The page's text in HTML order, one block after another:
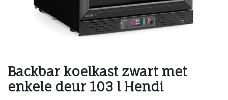
Backbar koelkast zwart met
enkele deur 103 l Hendi